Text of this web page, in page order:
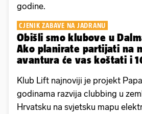
godine.
CJENIK ZABAVE NA JADRANU
Obišli smo klubove u
Ako planirate partijati na
avantura će vas koštati i
Klub Lift najnoviji je projekt
godinama razvija clubbing u
Hrvatsku na svjetsku mapu